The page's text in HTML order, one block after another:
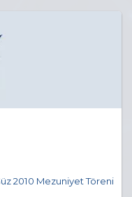
2010 Mezuniyet Töreni